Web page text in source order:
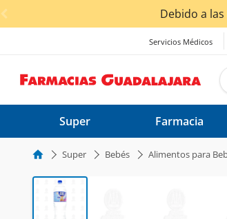
< div class="carousel-inner">
condiciones climáticas ocasionadas
Servicios Médicos
Super Farmacia
Super Bebés Alimentos para